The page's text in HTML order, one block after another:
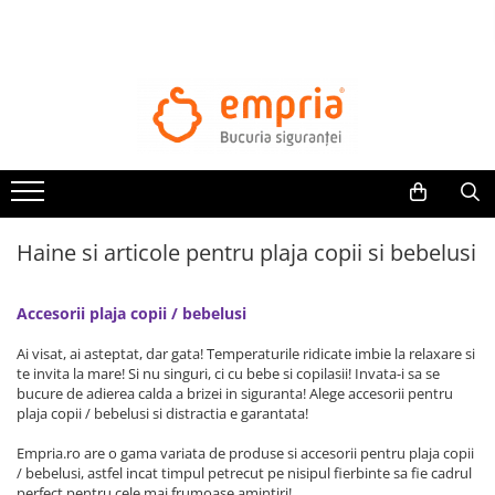
Bariere protectie pentru pat
Protectii mobilier
Protectie colturi mobila copii
Sigurante pentru sertare si usi
Sigurante geamuri si usi glisante
Kituri de siguranta pentru copii si
bebelusi
Protectii casa
Haine si articole pentru plaja copii si bebelusi
Accesorii plaja copii / bebelusi
Ai visat, ai asteptat, dar gata! Temperaturile ridicate imbie la relaxare si
te invita la mare! Si nu singuri, ci cu bebe si copilasii! Invata-i sa se
bucure de adierea calda a brizei in siguranta! Alege accesorii pentru
plaja copii / bebelusi si distractia e garantata!
Empria.ro are o gama variata de produse si accesorii pentru plaja copii
/ bebelusi, astfel incat timpul petrecut pe nisipul fierbinte sa fie cadrul